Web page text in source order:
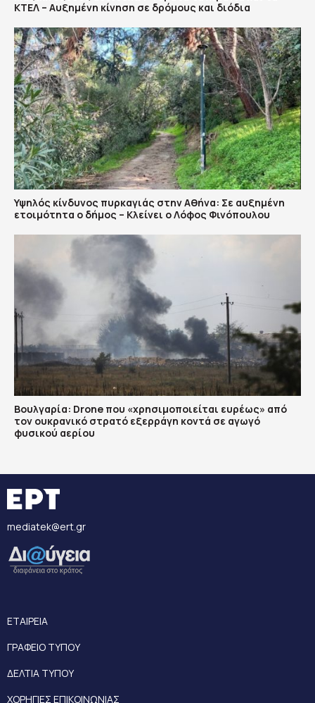
ΚΤΕΛ – Αυξημένη κίνηση σε δρόμους και διόδια
Υψηλός κίνδυνος πυρκαγιάς στην Αθήνα: Σε αυξημένη
ετοιμότητα ο δήμος – Κλείνει ο Λόφος Φινόπουλου
Βουλγαρία: Drone που «χρησιμοποιείται ευρέως» από
τον ουκρανικό στρατό εξερράγη κοντά σε αγωγό
φυσικού αερίου
mediatek@ert.gr
ΕΤΑΙΡΕΙΑ
ΓΡΑΦΕΙΟ ΤΥΠΟΥ
ΔΕΛΤΙΑ ΤΥΠΟΥ
ΧΟΡΗΓΙΕΣ ΕΠΙΚΟΙΝΩΝΙΑΣ